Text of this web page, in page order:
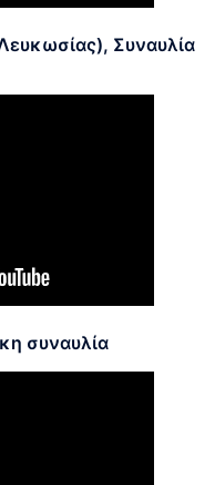
Συναυλία
συναυλία